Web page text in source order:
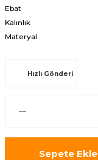
Ebat
Kalınlık
Materyal
Hızlı Gönderi
Sepete Ekle